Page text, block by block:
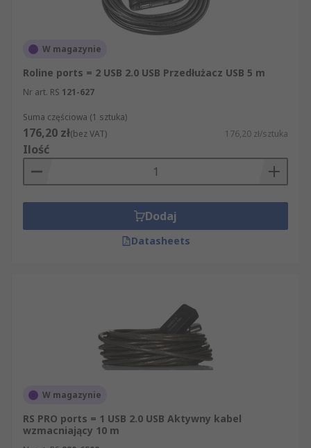
W magazynie
Roline ports = 2 USB 2.0 USB Przedłużacz USB 5 m
Nr art. RS 121-627
Suma częściowa (1 sztuka)
176,20 zł(bez VAT) 176,20 zł/sztuka
Ilość
Dodaj
Datasheets
W magazynie
RS PRO ports = 1 USB 2.0 USB Aktywny kabel
wzmacniający 10 m